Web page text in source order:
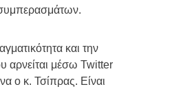
και την
αρνείται μέσω Twitter
ο κ. Τσίπρας. Είναι